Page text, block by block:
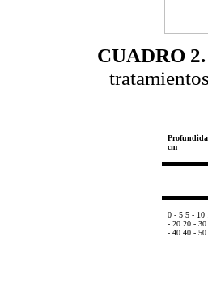
CUADRO 2.
cm
0 - 5 5 - 10
- 20 20 - 30
- 40 40 - 50